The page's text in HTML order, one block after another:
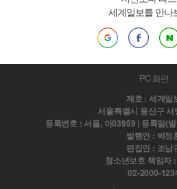
세계일보를 만나
PC 화면
제호 : 세계일
서울특별시 용산구 서
등록번호 : 서울, 아03959 | 등록일(
발행인 : 박정
편집인 : 조남
청소년보호 책임자
02-2000-